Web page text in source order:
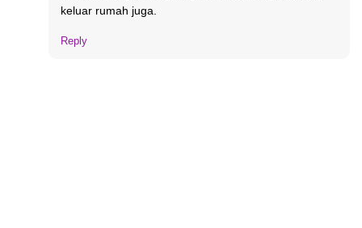
keluar rumah juga.
Reply